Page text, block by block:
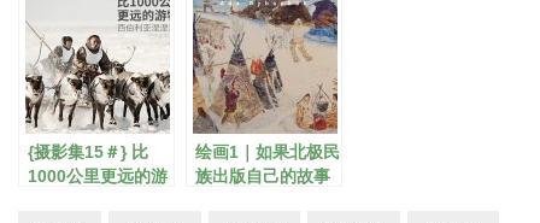
{摄影集15＃} 比
1000公里更远的游
绘画1｜如果北极民
族出版自己的故事